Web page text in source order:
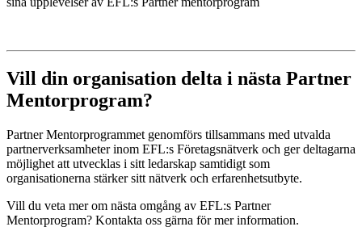
Vill din organisation delta i nästa Partner
Mentorprogram?
Partner Mentorprogrammet genomförs tillsammans med utvalda
partnerverksamheter inom EFL:s Företagsnätverk och ger deltagarna
möjlighet att utvecklas i sitt ledarskap samtidigt som
organisationerna stärker sitt nätverk och erfarenhetsutbyte.
Vill du veta mer om nästa omgång av EFL:s Partner
Mentorprogram? Kontakta oss gärna för mer information.